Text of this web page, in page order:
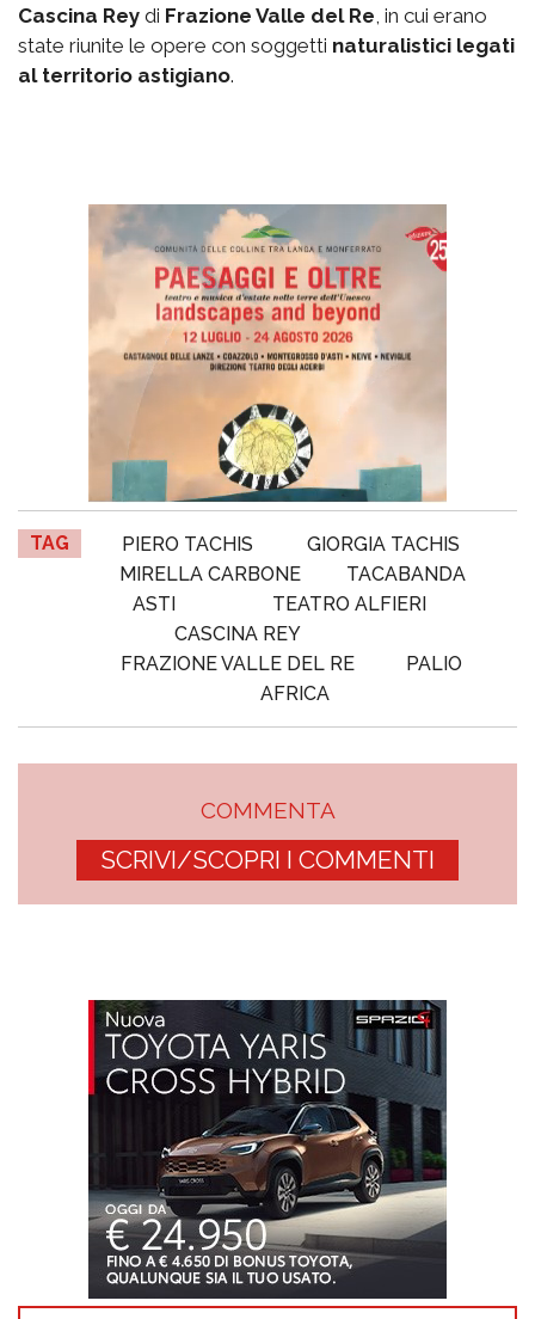
Cascina Rey di Frazione Valle del Re, in cui erano
state riunite le opere con soggetti naturalistici legati
al territorio astigiano.
TAG PIERO TACHIS
GIORGIA TACHIS
MIRELLA CARBONE
TACABANDA
ASTI
TEATRO ALFIERI
CASCINA REY
FRAZIONE VALLE DEL RE
PALIO
AFRICA
COMMENTA
SCRIVI/SCOPRI I COMMENTI